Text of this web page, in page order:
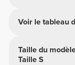
Voir le tableau
Taille du
Taille S